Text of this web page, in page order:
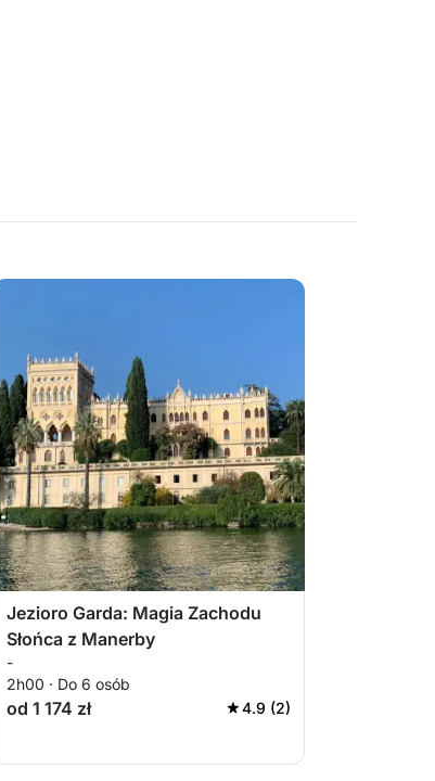
Jezioro Garda: Magia Zachodu
Słońca z Manerby
-
2h00 · Do 6 osób
od 1 174 zł 4.9 (2)